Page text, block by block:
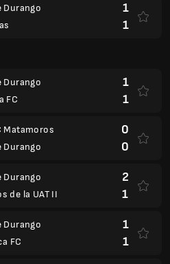
Durango
1
1
Durango
FC
1
1
Matamoros
Durango
0
0
Durango
de la UAT II
2
1
Durango
FC
1
1